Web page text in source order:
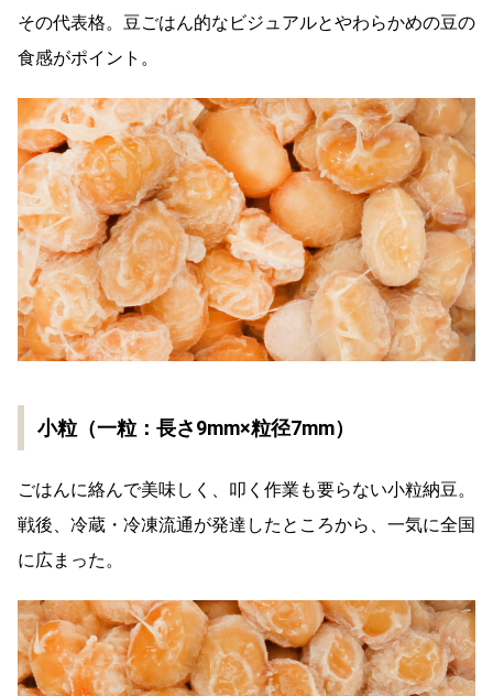
その代表格。豆ごはん的なビジュアルとやわらかめの豆の
食感がポイント。
小粒（一粒：長さ9mm×粒径7mm）
ごはんに絡んで美味しく、叩く作業も要らない小粒納豆。
戦後、冷蔵・冷凍流通が発達したところから、一気に全国
に広まった。